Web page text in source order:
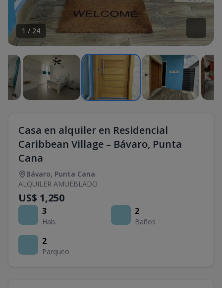
1 / 24
Casa en alquiler en Residencial
Caribbean Village – Bávaro, Punta
Cana
Bávaro, Punta Cana
ALQUILER AMUEBLADO
US$ 1,250
3
Hab.
2
Baños
2
Parqueo